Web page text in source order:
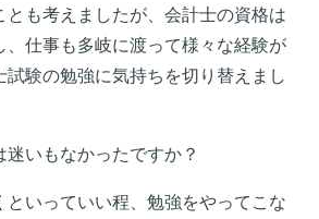
とも考えましたが、会計士の資格は
、仕事も多岐に渡って様々な経験が
試験の勉強に気持ちを切り替えまし
いもなかったですか？
といっていい程、勉強をやってこな